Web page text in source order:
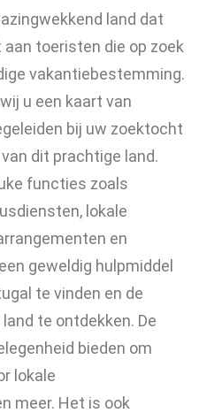
land dat
toeristen die op zoek
vakantiebestemming.
u een kaart van
bij uw zoektocht
dit prachtige land.
functies zoals
lokale
en
geweldig hulpmiddel
te vinden en de
te ontdekken. De
bieden om
lokale
meer. Het is ook